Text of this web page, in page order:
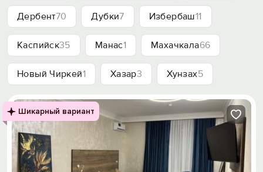
Дербент70 Дубки7 Избербаш11
Каспийск35 Манас1 Махачкала66
Новый Чиркей1 Хазар3 Хунзах5
Шикарный вариант